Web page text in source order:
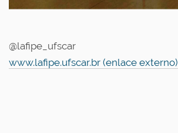
@lafipe_ufscar
www.lafipe.ufscar.br (enlace externo)